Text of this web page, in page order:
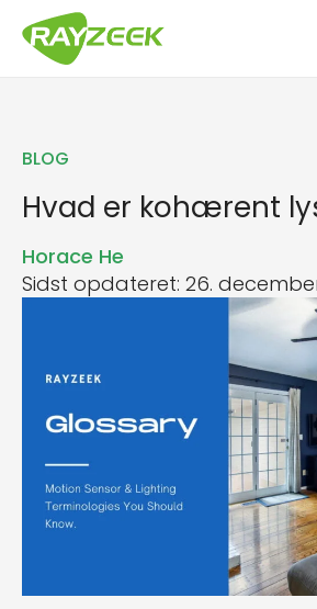
BLOG
Hvad er kohærent
Horace He
Sidst opdateret: 26.